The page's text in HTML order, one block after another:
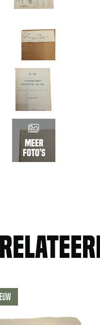
Meer
foto's